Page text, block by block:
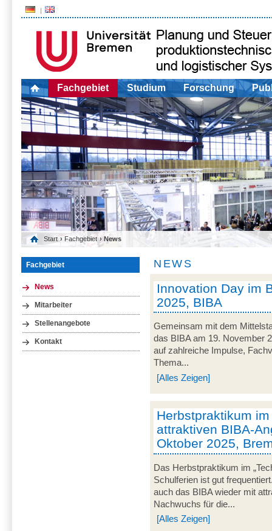
Fachgebiet Studium Forschung
Start › Fachgebiet › News
Fachgebiet
News
Mitarbeiter
Stellenangebote
Kontakt
NEWS
Innovation Day im
2025, BIBA
Gemeinsam mit dem
das BIBA am 19. November
auf zahlreiche Impulse,
Thema...
[Alles Zeigen]
Herbstpraktikum
attraktiven BIBA-
Oktober 2025,
Das Herbstpraktikum im
Schulferien ist gut
auch das BIBA wieder mit
Nachwuchs für die...
[Alles Zeigen]